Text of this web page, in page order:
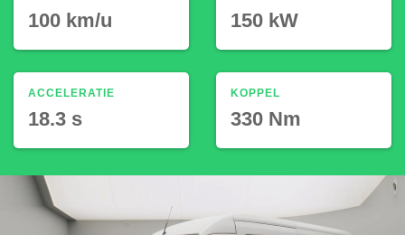
100 km/u
ACCELERATIE
18.3 s
150 kW
KOPPEL
330 Nm